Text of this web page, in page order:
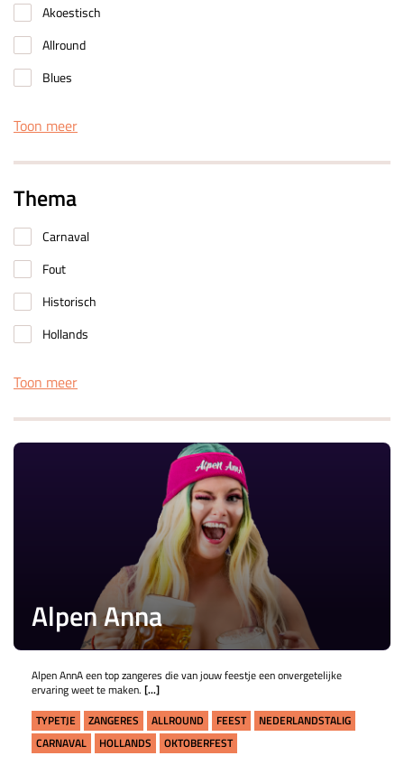
Akoestisch
Allround
Blues
Toon meer
Thema
Carnaval
Fout
Historisch
Hollands
Toon meer
Alpen Anna
Alpen AnnA een top zangeres die van jouw feestje een onvergetelijke
ervaring weet te maken. [...]
TYPETJE
ZANGERES ALLROUND FEEST
NEDERLANDSTALIG
CARNAVAL
HOLLANDS
OKTOBERFEST